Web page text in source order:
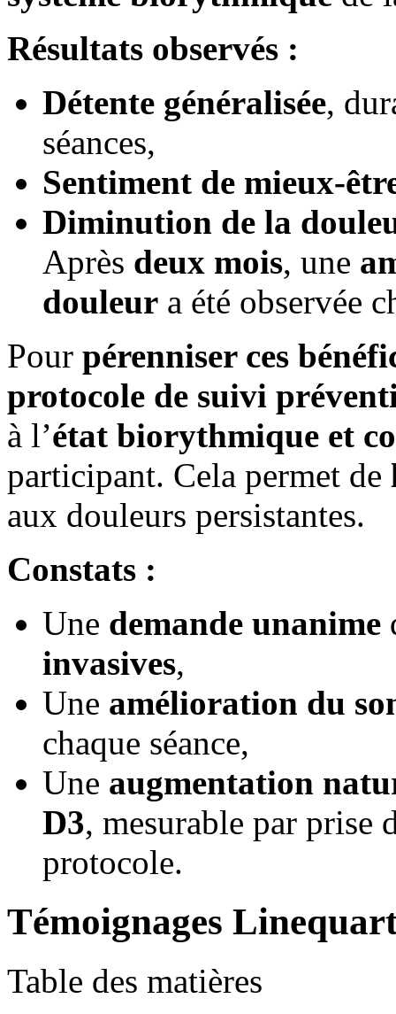
Résultats observés :
Détente généralisée,
séances,
Sentiment de mieux-
Diminution de la
Après deux mois, une
douleur a été observée
Pour pérenniser ces
protocole de suivi
à l’état biorythmique et
participant. Cela permet de
aux douleurs persistantes.
Constats :
Une demande unanime
invasives,
Une amélioration du
chaque séance,
Une augmentation
D3, mesurable par prise
protocole.
Témoignages
Table des matières